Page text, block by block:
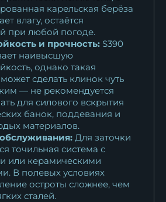
карельская берёза
влагу, остаётся
при любой погоде.
и прочность: S390
наивысшую
однако такая
сделать клинок чуть
— не рекомендуется
для силового вскрытия
банок, поддевания и
материалов.
Для заточки
точильная система с
или керамическими
В полевых условиях
остроты сложнее, чем
сталей.